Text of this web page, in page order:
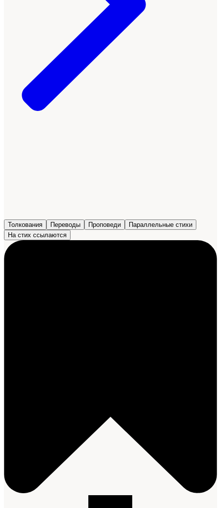
Толкования Переводы Проповеди
Параллельные стихи
На стих ссылаются